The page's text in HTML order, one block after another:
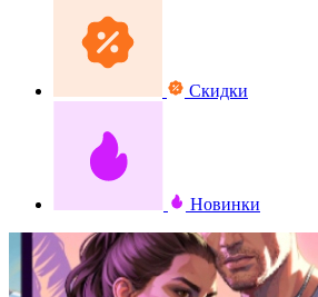
Скидки
Новинки